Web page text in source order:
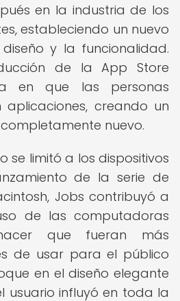
en la industria de los
estableciendo un nuevo
y la funcionalidad.
de la App Store
en que las personas
creando un
nuevo.
se limitó a los dispositivos
de la serie de
Jobs contribuyó a
de las computadoras
que fueran más
de usar para el público
en el diseño elegante
usuario influyó en toda la